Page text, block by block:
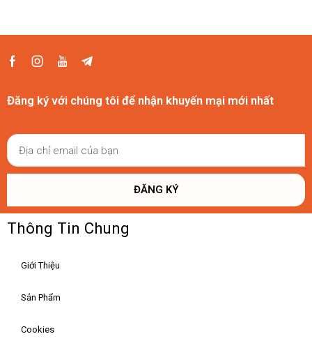
Đăng ký với chúng tôi để nhận khuyến mại mới nhất
ĐĂNG KÝ
Thông Tin Chung
Giới Thiệu
Sản Phẩm
Cookies